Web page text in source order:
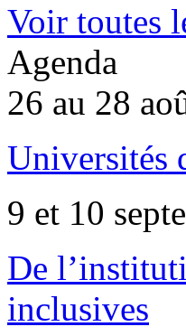
Voir toutes
Agenda
26 au 28
Universités
9 et 10
De
inclusives